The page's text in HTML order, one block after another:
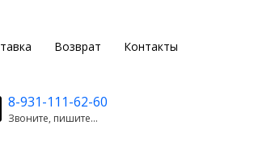
Возврат Контакты
8-931-111-62-60
Звоните, пишите...